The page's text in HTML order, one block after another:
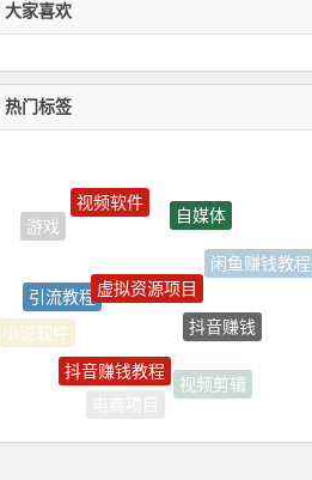
大家喜欢
热门标签
闲鱼赚钱教程
小说软件
虚拟资源项目
抖音赚钱
电商项目
抖音赚钱教程